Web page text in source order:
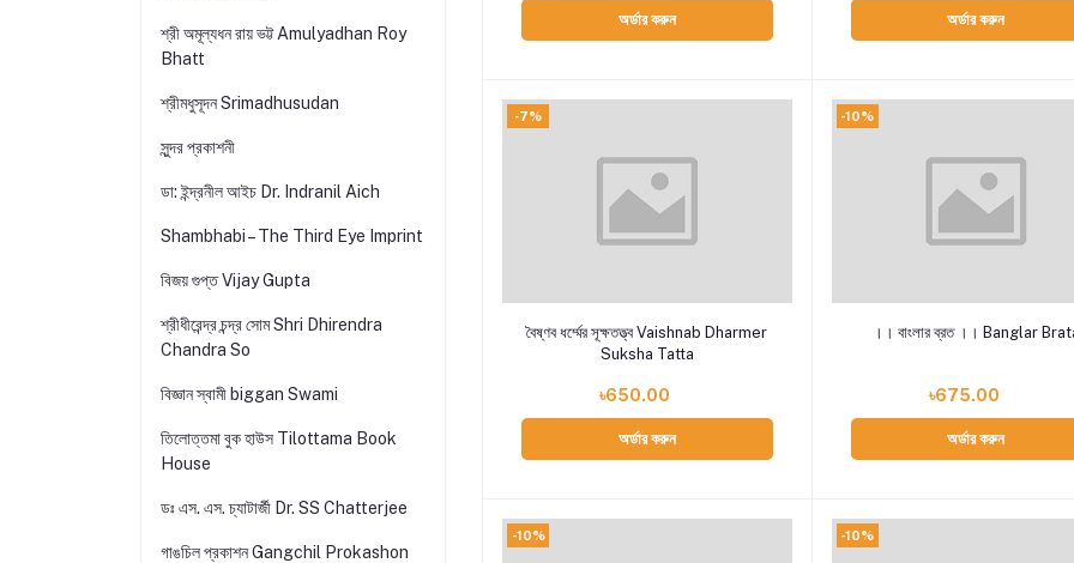
শ্রী অমূল্যধন রায় ভট্ট Amulyadhan Roy
Bhatt
শ্রীমধুসূদন Srimadhusudan
সুন্দর প্রকাশনী
ডা: ইন্দ্রনীল আইচ Dr. Indranil Aich
Shambhabi – The Third Eye Imprint
বিজয় গুপ্ত Vijay Gupta
শ্রীধীরেন্দ্র চন্দ্র সোম Shri Dhirendra
Chandra So
বিজ্ঞান স্বামী biggan Swami
তিলোত্তমা বুক হাউস Tilottama Book
House
ডঃ এস. এস. চ্যাটার্জী Dr. SS Chatterjee
গাঙচিল প্রকাশন Gangchil Prokashon
অর্ডার করুন অর্ডার করুন
-7%
Add to cart
বৈষ্ণব ধর্ম্মের সূক্ষতত্ত্ব Vaishnab Dharmer
Suksha Tatta
৳650.00
অর্ডার করুন
-10%
Add to cart
।। বাংলার ব্রত ।। Banglar
৳675.00
অর্ডার করুন
-10% -10%